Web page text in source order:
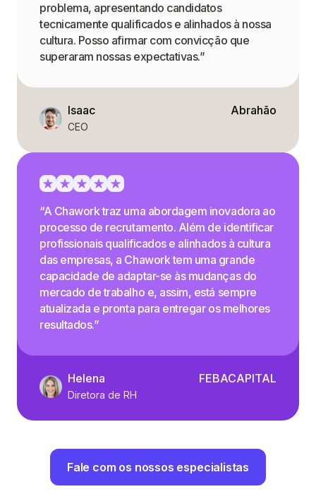
problema, apresentando candidatos
tecnicamente qualificados e alinhados à nossa
cultura. Posso afirmar com convicção que
superaram nossas expectativas.”
Isaac
CEO
Abrahão
“A Chawork traz uma abordagem inovadora ao
processo de recrutamento. Além de identificar
profissionais qualificados e alinhados à cultura
das empresas, a Chawork tem uma grande
capacidade de adaptar-se às mudanças do
mercado de trabalho e, assim, está sempre
atualizada e pronta para entregar os melhores
resultados.”
Helena
Diretora de RH
FEBACAPITAL
Fale com os nossos especialistas